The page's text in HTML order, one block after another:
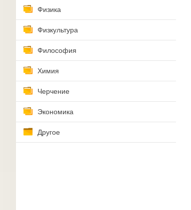
Физика
Физкультура
Философия
Химия
Черчение
Экономика
Другое